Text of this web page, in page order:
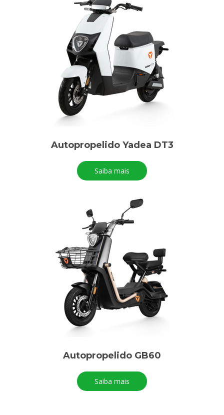
Autopropelido Yadea DT3
Saiba mais
Autopropelido GB60
Saiba mais